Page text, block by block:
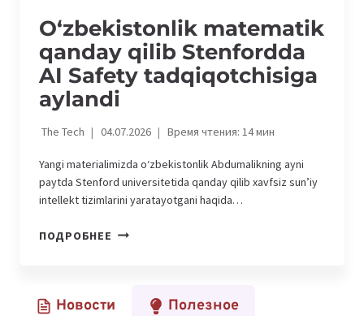
O‘zbekistonlik matematik
qanday qilib Stenfordda
AI Safety tadqiqotchisiga
aylandi
The Tech 04.07.2026 Время чтения: 14мин
Yangi materialimizda o‘zbekistonlik Abdumalikning ayni
paytda Stenford universitetida qanday qilib xavfsiz sun’iy
intellekt tizimlarini yaratayotgani haqida…
ПОДРОБНЕЕ O‘ZBEKISTONLIK
STENFORDDA
Новости Полезное